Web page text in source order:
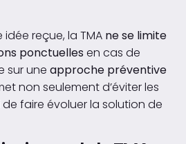
reçue, la TMA ne se limite
ponctuelles en cas de
sur une approche préventive
non seulement d’éviter les
faire évoluer la solution de